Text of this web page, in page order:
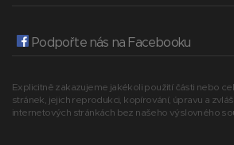
Podpořte nás na Facebooku
Explicitně zakazujeme jakékoli použití části nebo
stránek, jejich reprodukci, kopírování, úpravu a
internetových stránkách bez našeho výslovného